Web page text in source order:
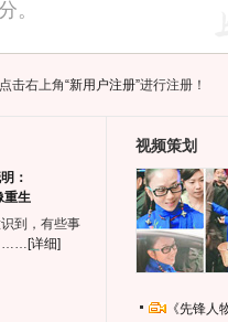
击右上角“新用户注册”进行注册！
：
重生
到，有些事
…… [详细]
视频策划
《先锋